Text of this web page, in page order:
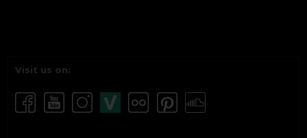
Visit us on: